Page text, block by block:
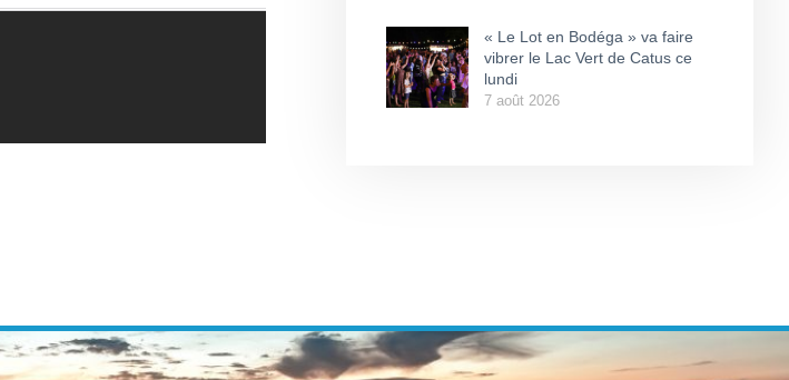
« Le Lot en Bodéga » va faire
vibrer le Lac Vert de Catus ce
lundi
7 août 2026